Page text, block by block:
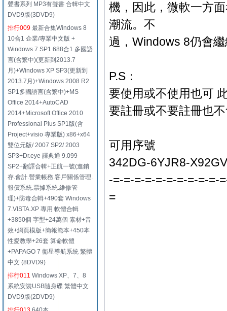
聲書系列 MP3有聲書 合輯中文
DVD9版(3DVD9)
排行009 最新合集Windows 8
10合1 企業/專業中文版 +
Windows 7 SP1 688合1 多國語
言(含繁中)(更新到2013.7
月)+Windows XP SP3(更新到
2013.7月)+Windows 2008 R2
SP1多國語言(含繁中)+MS
Office 2014+AutoCAD
2014+Microsoft Office 2010
Professional Plus SP1版(含
Project+visio 專業版) x86+x64
雙位元版/ 2007 SP2/ 2003
SP3+Dr.eye 譯典通 9.099
SP2+翻譯合輯+正航一號(進銷
存.會計.營業帳務.客戶關係管理.
報價系統.票據系統.維修管
理)+防毒合輯+490套 Windows
7.VISTA.XP 專用 軟體合輯
+3850個 字型+24萬個 素材+音
效+網頁模版+簡報範本+450本
性愛教學+26套 算命軟體
+PAPAGO 7 衛星導航系統 繁體
中文 (8DVD9)
排行011 Windows XP、7、8
系統安裝USB隨身碟 繁體中文
DVD9版(2DVD9)
機，因此，微軟一方
潮流。不
過，Windows 8仍會
P.S：
要使用或不使用也可
要註冊或不要註冊也
可用序號
342DG-6YJR8-
-=-=-=-=-=-=-=-=-=-=-
=